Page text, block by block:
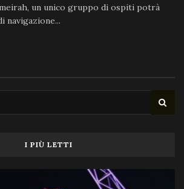
un unico gruppo di ospiti potrà
navigazione...
I PIÙ LETTI